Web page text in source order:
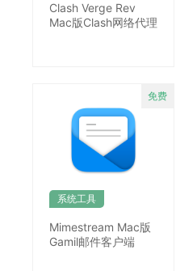
Clash Verge Rev
Mac版Clash网络代理
系统工具
Mimestream Mac版
Gamil邮件客户端